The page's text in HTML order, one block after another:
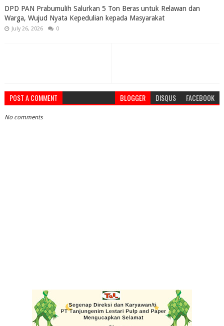
DPD PAN Prabumulih Salurkan 5 Ton Beras untuk Relawan dan
Warga, Wujud Nyata Kepedulian kepada Masyarakat
July 26, 2026 0
POST A COMMENT BLOGGER DISQUS FACEBOOK
No comments